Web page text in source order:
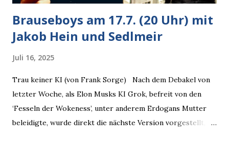
Brauseboys am 17.7. (20 Uhr) mit
Jakob Hein und Sedlmeir
Juli 16, 2025
Trau keiner KI (von Frank Sorge) Nach dem Debakel von
letzter Woche, als Elon Musks KI Grok, befreit von den
‘Fesseln der Wokeness’, unter anderem Erdogans Mutter
beleidigte, wurde direkt die nächste Version vorgestellt,